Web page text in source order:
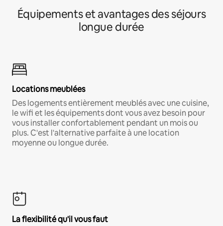
Équipements et avantages des séjours
longue durée
Locations meublées
Des logements entièrement meublés avec une cuisine,
le wifi et les équipements dont vous avez besoin pour
vous installer confortablement pendant un mois ou
plus. C'est l'alternative parfaite à une location
moyenne ou longue durée.
La flexibilité qu'il vous faut